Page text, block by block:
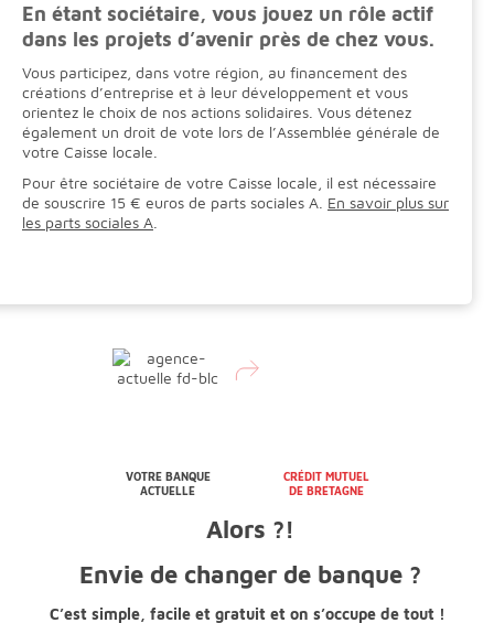
En étant sociétaire, vous jouez un rôle actif
dans les projets d’avenir près de chez vous.
Vous participez, dans votre région, au financement des
créations d’entreprise et à leur développement et vous
orientez le choix de nos actions solidaires. Vous détenez
également un droit de vote lors de l’Assemblée générale de
votre Caisse locale.
Pour être sociétaire de votre Caisse locale, il est nécessaire
de souscrire 15 € euros de parts sociales A. En savoir plus sur
les parts sociales A
VOTRE BANQUE
ACTUELLE
CRÉDIT MUTUEL
DE BRETAGNE
Alors ?!
Envie de changer de banque ?
C’est simple, facile et gratuit et on s’occupe de tout !